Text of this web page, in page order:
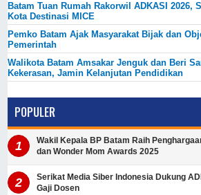
Batam Tuan Rumah Rakorwil ADKASI 2026,
Kota Destinasi MICE
Pemko Batam Ajak Masyarakat Bijak dan
Pemerintah
Walikota Batam Amsakar Jenguk dan Beri
Kekerasan, Jamin Kelanjutan Pendidikan
POPULER
Wakil Kepala BP Batam Raih
dan Wonder Mom Awards 2025
Serikat Media Siber Indonesia Dukung
Gaji Dosen